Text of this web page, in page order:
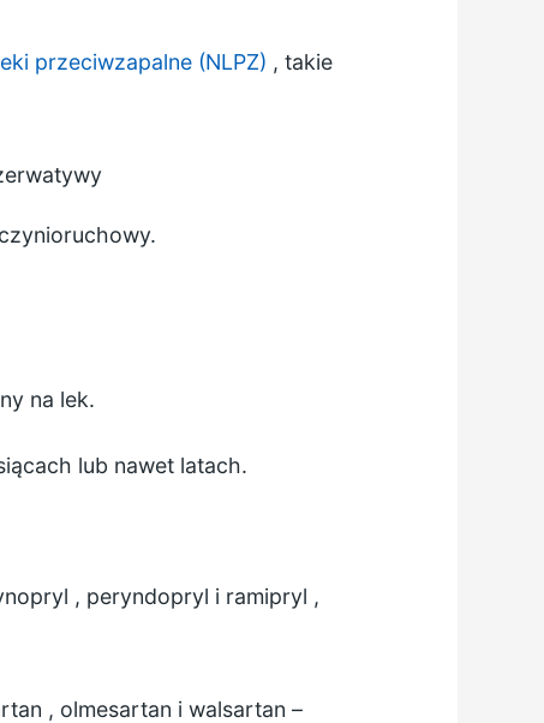
przeciwzapalne (NLPZ) , takie
na lek.
lub nawet latach.
, peryndopryl i ramipryl ,
, olmesartan iwalsartan –